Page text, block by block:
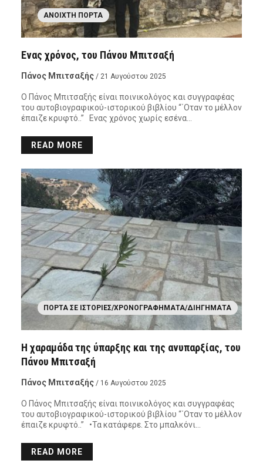
ΑΝΟΙΧΤΉ ΠΌΡΤΑ
Ενας χρόνος, του Πάνου Μπιτσαξή
Πάνος Μπιτσαξής / 21 Αυγούστου 2025
Ο Πάνος Μπιτσαξής είναι ποινικολόγος και συγγραφέας
του αυτοβιογραφικού-ιστορικού βιβλίου “΄Οταν το μέλλον
έπαιζε κρυφτό..” Ενας χρόνος χωρίς εσένα…
READ MORE
ΠΌΡΤΑ ΣΕ ΙΣΤΟΡΊΕΣ/ΧΡΟΝΟΓΡΑΦΉΜΑΤΑ/ΔΙΗΓΉΜΑΤΑ
Η χαραμάδα της ύπαρξης και της ανυπαρξίας, του
Πάνου Μπιτσαξή
Πάνος Μπιτσαξής / 16 Αυγούστου 2025
Ο Πάνος Μπιτσαξής είναι ποινικολόγος και συγγραφέας
του αυτοβιογραφικού-ιστορικού βιβλίου “΄Οταν το μέλλον
έπαιζε κρυφτό..” •Τα κατάφερε. Στο μπαλκόνι…
READ MORE